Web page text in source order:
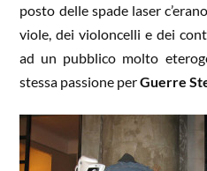
posto delle spade laser
viole, dei violoncelli e dei
ad un pubblico molto
stessa passione perGuerre